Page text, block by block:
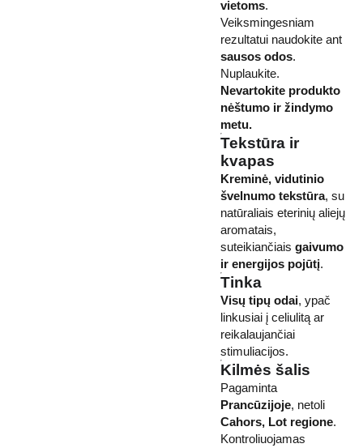
vietoms.
Veiksmingesniam
rezultatui naudokite ant
sausos odos.
Nuplaukite.
Nevartokite produkto
nėštumo ir žindymo
metu.
Tekstūra ir
kvapas
Kreminė, vidutinio
švelnumo tekstūra, su
natūraliais eterinių aliejų
aromatais,
suteikiančiais gaivumo
ir energijos pojūtį.
Tinka
Visų tipų odai, ypač
linkusiai į celiulitą ar
reikalaujančiai
stimuliacijos.
Kilmės šalis
Pagaminta
Prancūzijoje, netoli
Cahors, Lot regione.
Kontroliuojamas